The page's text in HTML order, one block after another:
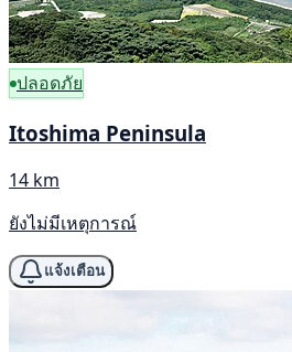
ปลอดภัย
Itoshima Peninsula
14 km
ยังไม่มีเหตุการณ์
แจ้งเตือน